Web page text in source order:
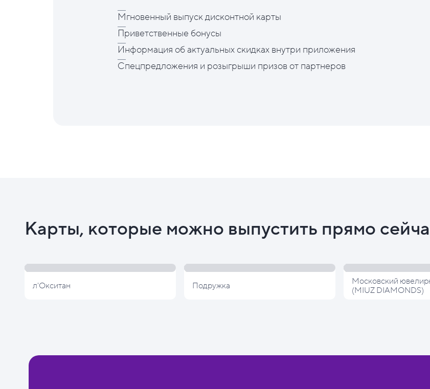
Мгновенный выпуск дисконтной карты
Приветственные бонусы
Информация об актуальных скидках внутри приложения
Спецпредложения и розыгрыши призов от партнеров
Карты, которые можно выпустить прямо
л'Окситан Подружка
Московский
(MIUZ DIAMONDS)